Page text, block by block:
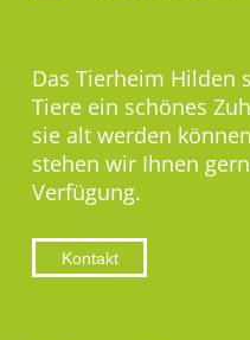
Das Tierheim Hilden
Tiere ein schönes
sie alt werden
stehen wir Ihnen
Verfügung.
Kontakt